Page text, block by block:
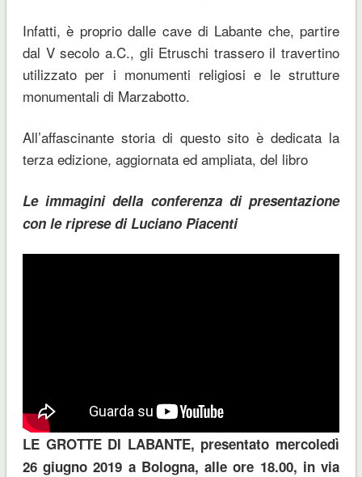
Infatti, è proprio dalle cave di Labante che, partire
dal V secolo a.C., gli Etruschi trassero il travertino
utilizzato per i monumenti religiosi e le strutture
monumentali di Marzabotto.
All’affascinante storia di questo sito è dedicata la
terza edizione, aggiornata ed ampliata, del libro
Le immagini della conferenza di presentazione
con le riprese di Luciano Piacenti
LE GROTTE DI LABANTE, presentato mercoledì
26 giugno 2019 a Bologna, alle ore 18.00, in via